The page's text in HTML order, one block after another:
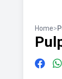
Home>